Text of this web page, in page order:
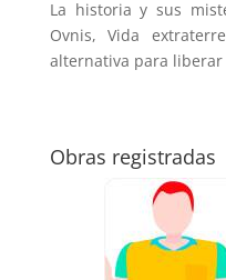
La historia y sus
Ovnis, Vida
alternativa para liberar
Obras registradas